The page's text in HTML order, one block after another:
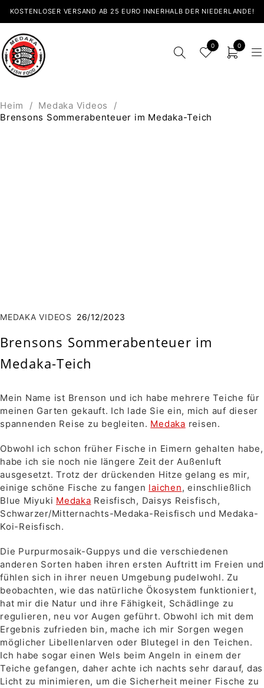
KOSTENLOSER VERSAND AB 25 EURO INNERHALB DER NIEDERLANDE!
0 0
Heim / Medaka Videos
/
Brensons Sommerabenteuer im Medaka-Teich
MEDAKA VIDEOS 26/12/2023
Brensons Sommerabenteuer im
Medaka-Teich
Mein Name ist Brenson und ich habe mehrere Teiche für
meinen Garten gekauft. Ich lade Sie ein, mich auf dieser
spannenden Reise zu begleiten. Medaka reisen.
Obwohl ich schon früher Fische in Eimern gehalten habe,
habe ich sie noch nie längere Zeit der Außenluft
ausgesetzt. Trotz der drückenden Hitze gelang es mir,
einige schöne Fische zu fangen laichen, einschließlich
Blue Miyuki Medaka Reisfisch, Daisys Reisfisch,
Schwarzer/Mitternachts-Medaka-Reisfisch und Medaka-
Koi-Reisfisch.
Die Purpurmosaik-Guppys und die verschiedenen
anderen Sorten haben ihren ersten Auftritt im Freien und
fühlen sich in ihrer neuen Umgebung pudelwohl. Zu
beobachten, wie das natürliche Ökosystem funktioniert,
hat mir die Natur und ihre Fähigkeit, Schädlinge zu
regulieren, neu vor Augen geführt. Obwohl ich mit dem
Ergebnis zufrieden bin, mache ich mir Sorgen wegen
möglicher Libellenlarven oder Blutegel in den Teichen.
Ich habe sogar einen Wels beim Angeln in einem der
Teiche gefangen, daher achte ich nachts sehr darauf, das
Licht zu minimieren, um die Sicherheit meiner Fische zu